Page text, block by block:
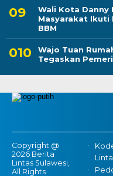
Wali Kota Danny
Masyarakat Ikuti
BBM
Wajo Tuan
Tegaskan
Copyright @
2026 Berita
Lintas Sulawesi,
All Rights